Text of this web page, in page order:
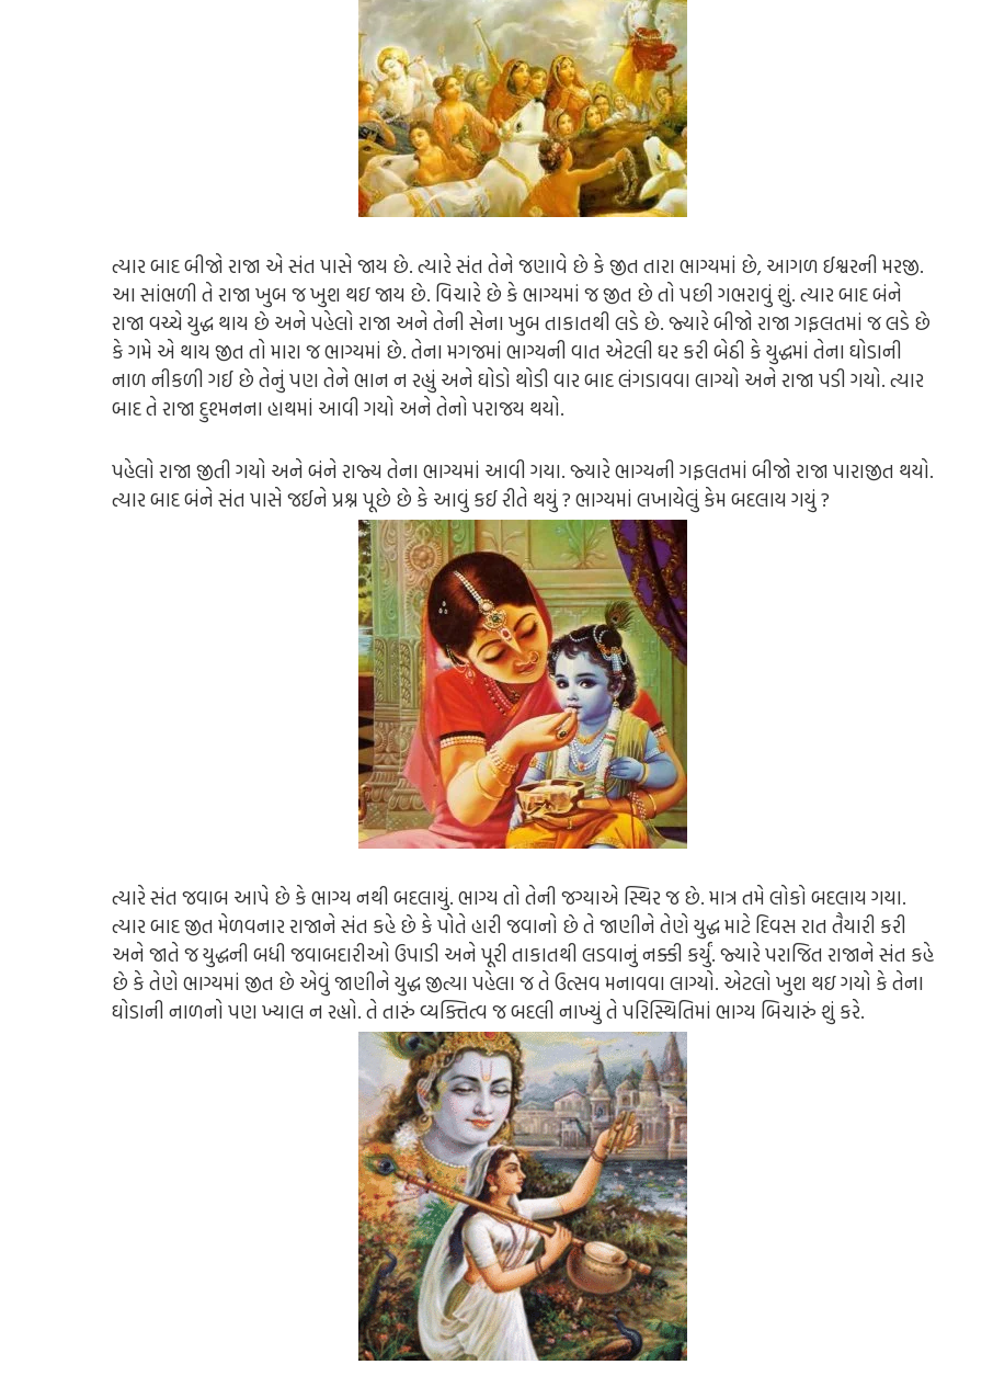
ત્યાર બાદ બીજો રાજા એ સંત પાસે જાય છે. ત્યારે સંત તેને જણાવે છે કે જીત તારા ભાગ્યમાં છે, આગળ ઈશ્વરની મરજી.
આ સાંભળી તે રાજા ખુબ જ ખુશ થઇ જાય છે. વિચારે છે કે ભાગ્યમાં જ જીત છે તો પછી ગભરાવું શું. ત્યાર બાદ બંને
રાજા વચ્ચે યુદ્ધ થાય છે અને પહેલો રાજા અને તેની સેના ખુબ તાકાતથી લડે છે. જ્યારે બીજો રાજા ગફલતમાં જ લડે છે
કે ગમે એ થાય જીત તો મારા જ ભાગ્યમાં છે. તેના મગજમાં ભાગ્યની વાત એટલી ઘર કરી બેઠી કે યુદ્ધમાં તેના ઘોડાની
નાળ નીકળી ગઈ છે તેનું પણ તેને ભાન ન રહ્યું અને ઘોડો થોડી વાર બાદ લંગડાવવા લાગ્યો અને રાજા પડી ગયો. ત્યાર
બાદ તે રાજા દુશ્મનના હાથમાં આવી ગયો અને તેનો પરાજય થયો.
પહેલો રાજા જીતી ગયો અને બંને રાજ્ય તેના ભાગ્યમાં આવી ગયા. જ્યારે ભાગ્યની ગફલતમાં બીજો રાજા પારાજીત થયો.
ત્યાર બાદ બંને સંત પાસે જઈને પ્રશ્ન પૂછે છે કે આવું કઈ રીતે થયું ? ભાગ્યમાં લખાયેલું કેમ બદલાય ગયું ?
ત્યારે સંત જવાબ આપે છે કે ભાગ્ય નથી બદલાયું. ભાગ્ય તો તેની જગ્યાએ સ્થિર જ છે. માત્ર તમે લોકો બદલાય ગયા.
ત્યાર બાદ જીત મેળવનાર રાજાને સંત કહે છે કે પોતે હારી જવાનો છે તે જાણીને તેણે યુદ્ધ માટે દિવસ રાત તૈયારી કરી
અને જાતે જ યુદ્ધની બધી જવાબદારીઓ ઉપાડી અને પૂરી તાકાતથી લડવાનું નક્કી કર્યું. જ્યારે પરાજિત રાજાને સંત કહે
છે કે તેણે ભાગ્યમાં જીત છે એવું જાણીને યુદ્ધ જીત્યા પહેલા જ તે ઉત્સવ મનાવવા લાગ્યો. એટલો ખુશ થઇ ગયો કે તેના
ઘોડાની નાળનો પણ ખ્યાલ ન રહ્યો. તે તારું વ્યક્તિત્વ જ બદલી નાખ્યું તે પરિસ્થિતિમાં ભાગ્ય બિચારું શું કરે.